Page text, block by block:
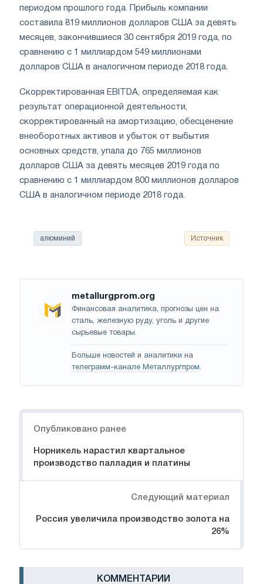
периодом прошлого года. Прибыль компании
составила 819 миллионов долларов США за девять
месяцев, закончившиеся 30 сентября 2019 года, по
сравнению с 1 миллиардом 549 миллионами
долларов США в аналогичном периоде 2018 года.
Скорректированная EBITDA, определяемая как
результат операционной деятельности,
скорректированный на амортизацию, обесценение
внеоборотных активов и убыток от выбытия
основных средств, упала до 765 миллионов
долларов США за девять месяцев 2019 года по
сравнению с 1 миллиардом 800 миллионов долларов
США в аналогичном периоде 2018 года.
алюминий Источник
metallurgprom.org
Финансовая аналитика, прогнозы цен на
сталь, железную руду, уголь и другие
сырьевые товары.
Больше новостей и аналитики на
телеграмм-канале Металлургпром.
Опубликовано ранее
Норникель нарастил квартальное
производство палладия и платины
Следующий материал
Россия увеличила производство золота на
26%
КОММЕНТАРИИ